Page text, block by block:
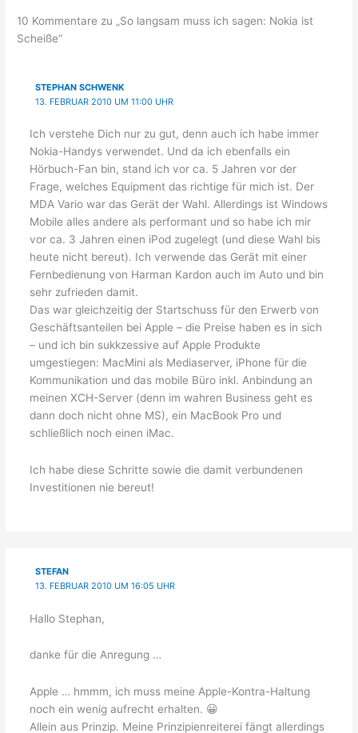
10 Kommentare zu „So langsam muss ich sagen: Nokia ist
Scheiße“
STEPHAN SCHWENK
13. FEBRUAR 2010 UM 11:00 UHR
Ich verstehe Dich nur zu gut, denn auch ich habe immer
Nokia-Handys verwendet. Und da ich ebenfalls ein
Hörbuch-Fan bin, stand ich vor ca. 5 Jahren vor der
Frage, welches Equipment das richtige für mich ist. Der
MDA Vario war das Gerät der Wahl. Allerdings ist Windows
Mobile alles andere als performant und so habe ich mir
vor ca. 3 Jahren einen iPod zugelegt (und diese Wahl bis
heute nicht bereut). Ich verwende das Gerät mit einer
Fernbedienung von Harman Kardon auch im Auto und bin
sehr zufrieden damit.
Das war gleichzeitig der Startschuss für den Erwerb von
Geschäftsanteilen bei Apple – die Preise haben es in sich
– und ich bin sukkzessive auf Apple Produkte
umgestiegen: MacMini als Mediaserver, iPhone für die
Kommunikation und das mobile Büro inkl. Anbindung an
meinen XCH-Server (denn im wahren Business geht es
dann doch nicht ohne MS), ein MacBook Pro und
schließlich noch einen iMac.
Ich habe diese Schritte sowie die damit verbundenen
Investitionen nie bereut!
STEFAN
13. FEBRUAR 2010 UM 16:05 UHR
Hallo Stephan,
danke für die Anregung …
Apple … hmmm, ich muss meine Apple-Kontra-Haltung
noch ein wenig aufrecht erhalten. 😀
Allein aus Prinzip. Meine Prinzipienreiterei fängt allerdings